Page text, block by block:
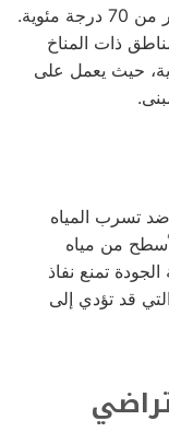
درجات الحرارة المرتفعة التي تصل إلى أكثر من 70 درجة مئوية.
ذات المناخ
حيث يعمل على
تسرب المياه
من مياه
تمنع نفاذ
قد تؤدي إلى